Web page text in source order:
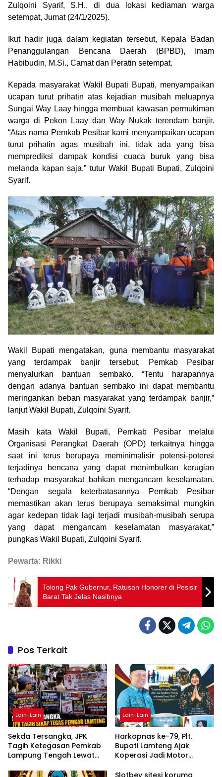
Zulqoini Syarif, S.H., di dua lokasi kediaman warga
setempat, Jumat (24/1/2025).
Ikut hadir juga dalam kegiatan tersebut, Kepala Badan
Penanggulangan Bencana Daerah (BPBD), Imam
Habibudin, M.Si., Camat dan Peratin setempat.
Kepada masyarakat Wakil Bupati Bupati, menyampaikan
ucapan turut prihatin atas kejadian musibah meluapnya
Sungai Way Laay hingga membuat kawasan permukiman
warga di Pekon Laay dan Way Nukak terendam banjir.
“Atas nama Pemkab Pesibar kami menyampaikan ucapan
turut prihatin agas musibah ini, tidak ada yang bisa
memprediksi dampak kondisi cuaca buruk yang bisa
melanda kapan saja,” tutur Wakil Bupati Bupati, Zulqoini
Syarif.
Wakil Bupati mengatakan, guna membantu masyarakat
yang terdampak banjir tersebut, Pemkab Pesibar
menyalurkan bantuan sembako. “Tentu harapannya
dengan adanya bantuan sembako ini dapat membantu
meringankan beban masyarakat yang terdampak banjir,”
lanjut Wakil Bupati, Zulqoini Syarif.
Masih kata Wakil Bupati, Pemkab Pesibar melalui
Organisasi Perangkat Daerah (OPD) terkaitnya hingga
saat ini terus berupaya meminimalisir potensi-potensi
terjadinya bencana yang dapat menimbulkan kerugian
terhadap masyarakat bahkan mengancam keselamatan.
“Dengan segala keterbatasannya Pemkab Pesibar
memastikan akan terus berupaya semaksimal mungkin
agar kedepan tidak lagi terjadi musibah-musibah serupa
yang dapat mengancam keselamatan masyarakat,”
pungkas Wakil Bupati, Zulqoini Syarif.
Pewarta: Rikki
Tolong Pak Gubernur, Ratusan Honorer di Pesisir
Barat Tak Jelas Nasibnya
Pos Terkait
Lain-Lain
Sekda Tersangka, JPK
Tagih Ketegasan Pemkab
Lampung Tengah Lewat
Lain-Lain
Harkopnas ke-79, Plt.
Bupati Lamteng Ajak
Koperasi Jadi Motor
Slotbey sitesi koruma